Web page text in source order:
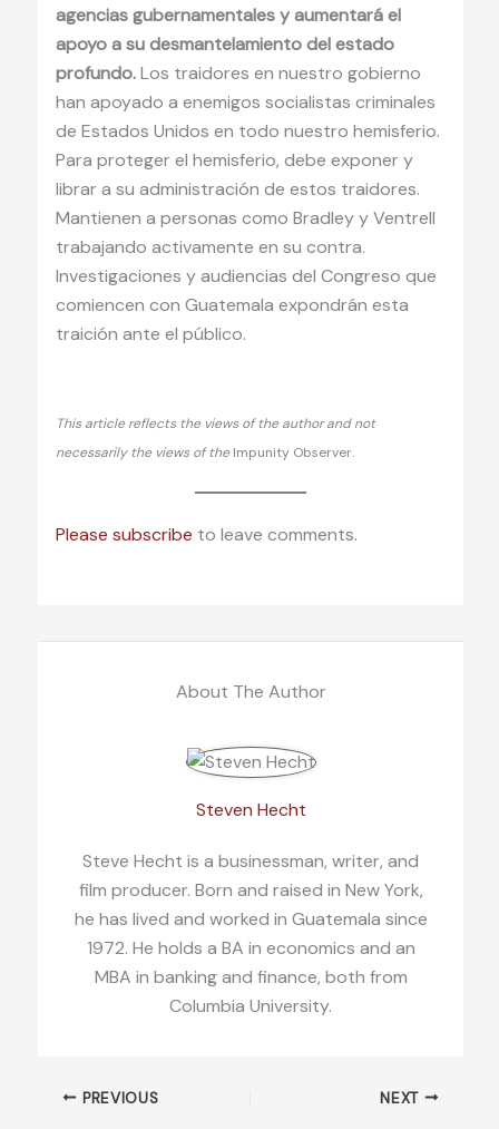
agencias gubernamentales y aumentará el
apoyo a su desmantelamiento del estado
profundo.Los traidores en nuestro gobierno
han apoyado a enemigos socialistas criminales
de Estados Unidos en todo nuestro hemisferio.
Para proteger el hemisferio, debe exponer y
librar a su administración de estos traidores.
Mantienen a personas como Bradley y Ventrell
trabajando activamente en su contra.
Investigaciones y audiencias del Congreso que
comiencen con Guatemala expondrán esta
traición ante el público.
This article reflects the views of the author and not
necessarily the views of the Impunity Observer.
Please subscribe to leave comments.
About The Author
Steven Hecht
Steve Hecht is a businessman, writer, and
film producer. Born and raised in New York,
he has lived and worked in Guatemala since
1972. He holds a BA in economics and an
MBA in banking and finance, both from
Columbia University.
PREVIOUS NEXT